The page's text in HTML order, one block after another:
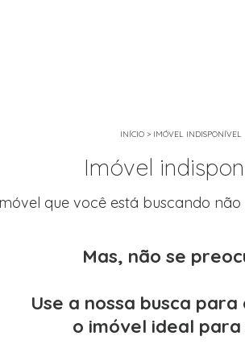
INÍCIO> IMÓVEL INDISPONÍVEL
Imóvel
que você está buscando
Mas, não se
Use a nossa busca
o imóvel ideal